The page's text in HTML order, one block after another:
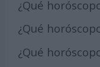
¿Qué
¿Qué
¿Qué